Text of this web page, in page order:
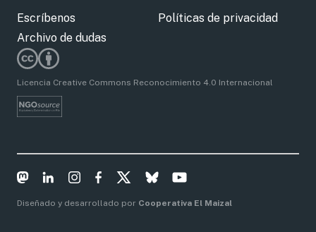
Escríbenos
Archivo de dudas
Políticas de privacidad
Licencia Creative Commons Reconocimiento 4.0 Internacional
Diseñado y desarrollado por Cooperativa El Maizal